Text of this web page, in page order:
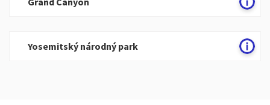
Yosemitský národný park